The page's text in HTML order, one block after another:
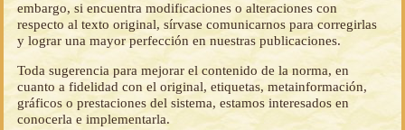
embargo, si encuentra modificaciones o alteraciones con
respecto al texto original, sírvase comunicarnos para corregirlas
y lograr una mayor perfección en nuestras publicaciones.
Toda sugerencia para mejorar el contenido de la norma, en
cuanto a fidelidad con el original, etiquetas, metainformación,
gráficos o prestaciones del sistema, estamos interesados en
conocerla e implementarla.